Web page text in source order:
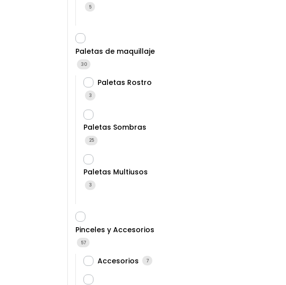
5
Paletas de maquillaje
30
Paletas Rostro
3
Paletas Sombras
25
Paletas Multiusos
3
Pinceles y Accesorios
57
Accesorios 7